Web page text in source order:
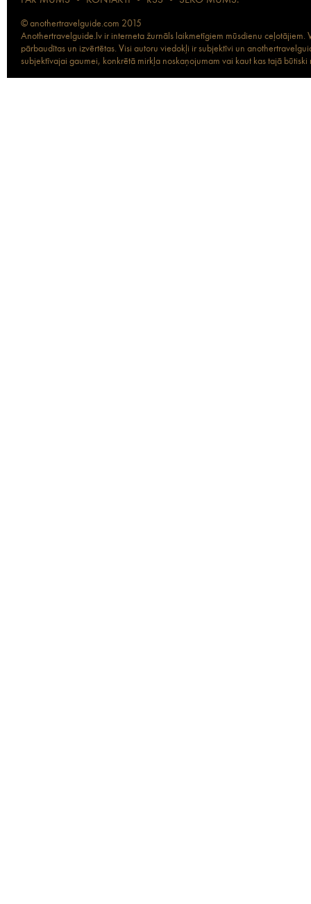
© anothertravelguide.com 2015
Anothertravelguide.lv ir interneta žurnāls laikmetīgiem mūsdienu
pārbaudītas un izvērtētas. Visi autoru viedokļi ir subjektīvi un
subjektīvajai gaumei, konkrētā mirkļa noskaņojumam vai kaut kas tajā